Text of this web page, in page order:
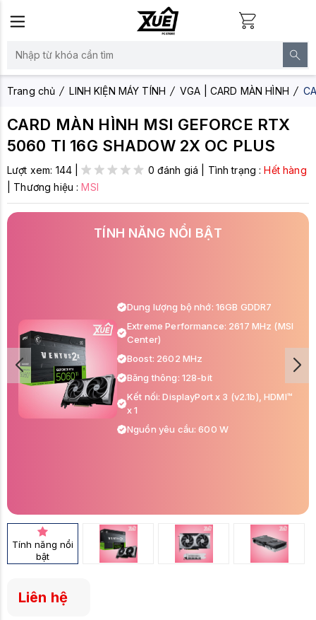
Trang chủ LINH KIỆN MÁY TÍNH VGA | CARD MÀN HÌNH
CARD MÀN HÌNH MSI GEFORCE RTX
5060 TI 16G SHADOW 2X OC PLUS
Lượt xem: 144| 0 đánh giá Tình trạng :Hết hàng
Thương hiệu :MSI
TÍNH NĂNG NỔI BẬT
Dung lượng bộ nhớ: 16GB GDDR7
Extreme Performance: 2617 MHz (MSI
Center)
Boost: 2602 MHz
Băng thông: 128-bit
Kết nối: DisplayPort x 3 (v2.1b), HDMI™
x 1
Nguồn yêu cầu: 600 W
Tính năng nổi
bật
Liên hệ